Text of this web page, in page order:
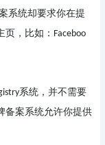
系统却要求你在提
，比如： Faceboo
系统，并不需要
备案系统允许你提供